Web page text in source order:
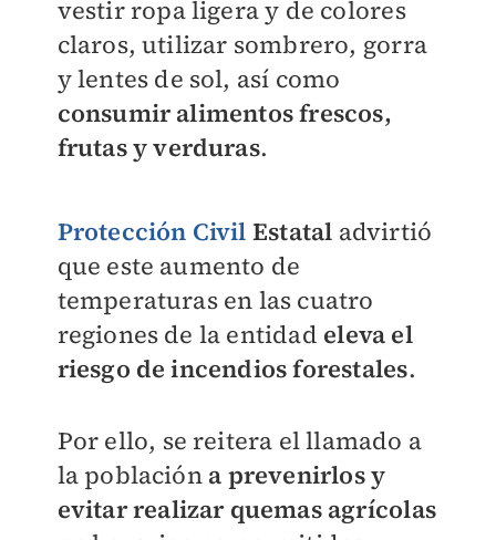
vestir ropa ligera y de colores
claros, utilizar sombrero, gorra
y lentes de sol, así como
consumir alimentos frescos,
frutas y verduras.
Protección Civil Estatal advirtió
que este aumento de
temperaturas en las cuatro
regiones de la entidad eleva el
riesgo de incendios forestales.
Por ello, se reitera el llamado a
la poblacióna prevenirlos y
evitar realizar quemas agrícolas